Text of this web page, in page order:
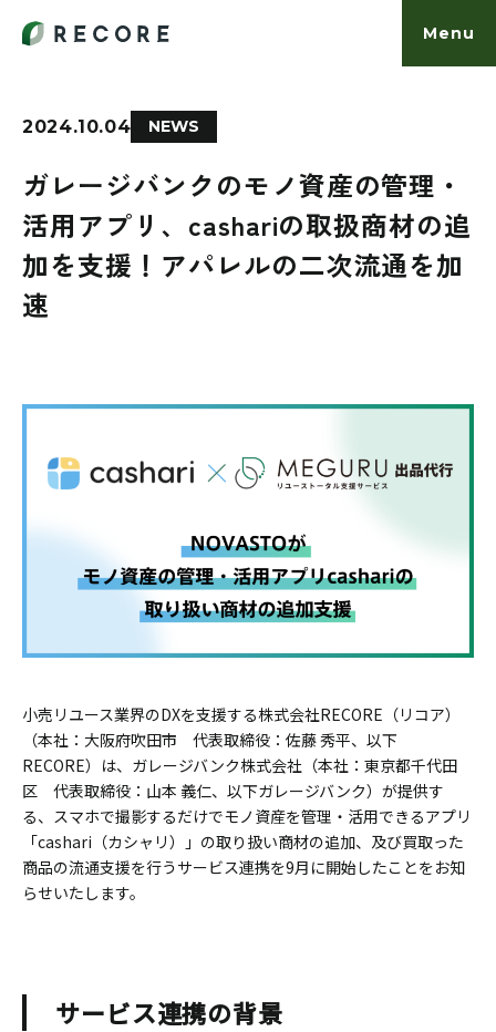
Menu
お知らせ
カルチャー
2024.10.04 NEWS
ガレージバンクのモノ資産の管理・
活用アプリ、cashariの取扱商材の追
加を支援！アパレルの二次流通を加
速
小売リユース業界のDXを支援する株式会社RECORE（リコア）
（本社：大阪府吹田市 代表取締役：佐藤 秀平、以下
RECORE）は、ガレージバンク株式会社（本社：東京都千代田
区 代表取締役：山本 義仁、以下ガレージバンク）が提供す
る、スマホで撮影するだけでモノ資産を管理・活用できるアプリ
「cashari（カシャリ）」の取り扱い商材の追加、及び買取った
商品の流通支援を行うサービス連携を9月に開始したことをお知
らせいたします。
サービス連携の背景